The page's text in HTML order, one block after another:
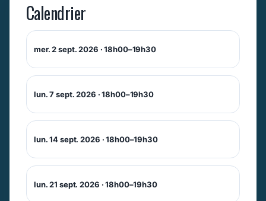
Calendrier
mer. 2 sept. 2026 · 18h00–19h30
lun. 7 sept. 2026 · 18h00–19h30
lun. 14 sept. 2026 · 18h00–19h30
lun. 21 sept. 2026 · 18h00–19h30